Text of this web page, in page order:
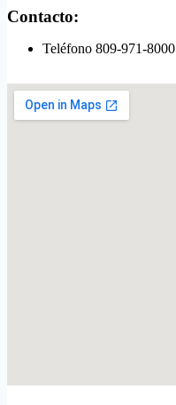
Contacto:
Teléfono 809-971-8000